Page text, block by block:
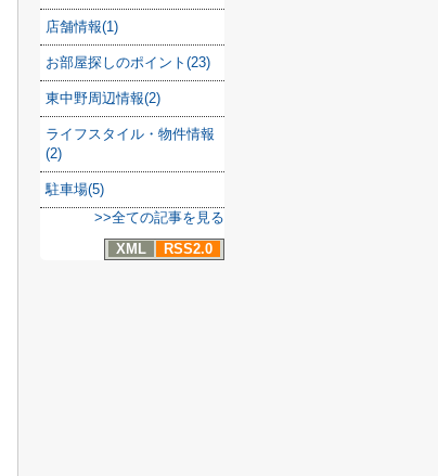
店舗情報(1)
お部屋探しのポイント(23)
東中野周辺情報(2)
ライフスタイル・物件情報
(2)
駐車場(5)
>>全ての記事を見る
XML
RSS2.0